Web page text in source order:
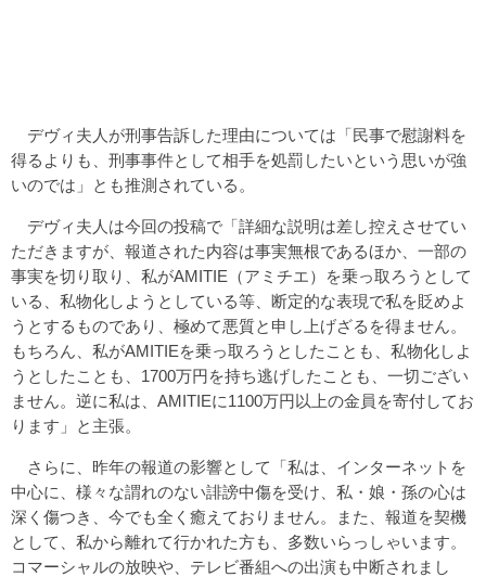
デヴィ夫人が刑事告訴した理由については「民事で慰謝料を
得るよりも、刑事事件として相手を処罰したいという思いが強
いのでは」とも推測されている。
デヴィ夫人は今回の投稿で「詳細な説明は差し控えさせてい
ただきますが、報道された内容は事実無根であるほか、一部の
事実を切り取り、私がAMITIE（アミチエ）を乗っ取ろうとして
いる、私物化しようとしている等、断定的な表現で私を貶めよ
うとするものであり、極めて悪質と申し上げざるを得ません。
もちろん、私がAMITIEを乗っ取ろうとしたことも、私物化しよ
うとしたことも、1700万円を持ち逃げしたことも、一切ござい
ません。逆に私は、AMITIEに1100万円以上の金員を寄付してお
ります」と主張。
さらに、昨年の報道の影響として「私は、インターネットを
中心に、様々な謂れのない誹謗中傷を受け、私・娘・孫の心は
深く傷つき、今でも全く癒えておりません。また、報道を契機
として、私から離れて行かれた方も、多数いらっしゃいます。
コマーシャルの放映や、テレビ番組への出演も中断されまし